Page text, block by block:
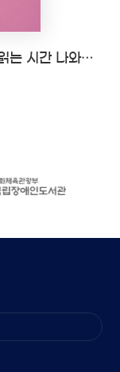
아이유를 읽는 시간 나와 너는 음악으로 하나가 된다